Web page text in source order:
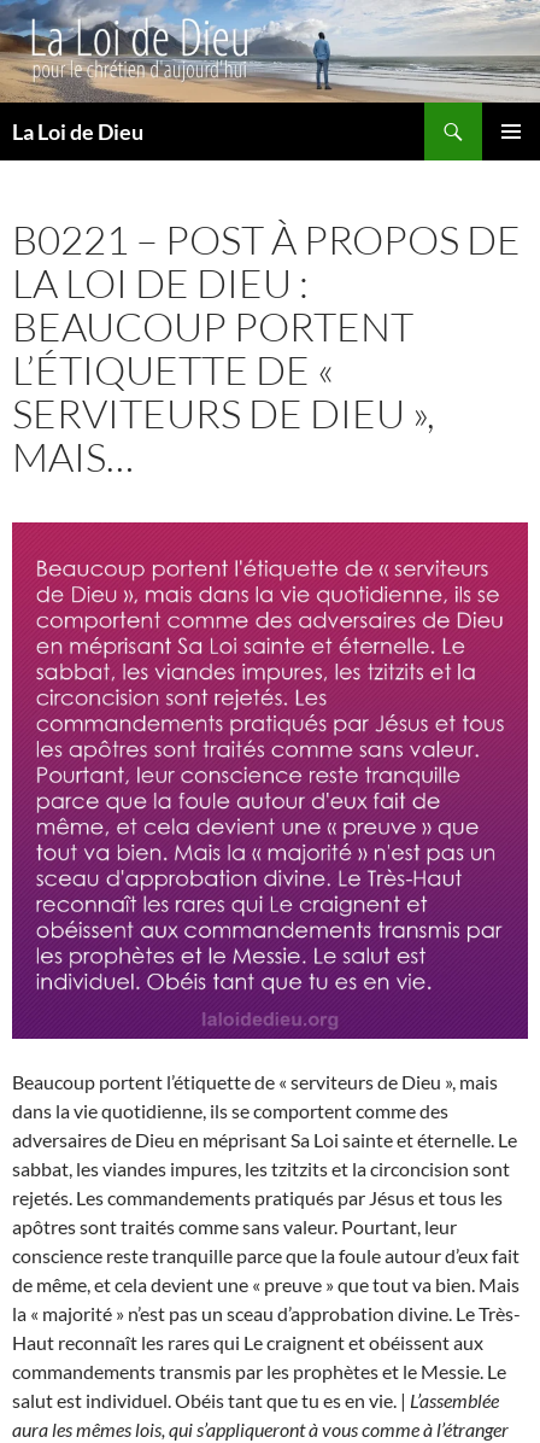
La Loi de Dieu
B0221 – POST À PROPOS DE
LA LOI DE DIEU :
BEAUCOUP PORTENT
L’ÉTIQUETTE DE «
SERVITEURS DE DIEU »,
MAIS…
Beaucoup portent l’étiquette de « serviteurs de Dieu », mais
dans la vie quotidienne, ils se comportent comme des
adversaires de Dieu en méprisant Sa Loi sainte et éternelle. Le
sabbat, les viandes impures, les tzitzits et la circoncision sont
rejetés. Les commandements pratiqués par Jésus et tous les
apôtres sont traités comme sans valeur. Pourtant, leur
conscience reste tranquille parce que la foule autour d’eux fait
de même, et cela devient une « preuve » que tout va bien. Mais
la « majorité » n’est pas un sceau d’approbation divine. Le Très-
Haut reconnaît les rares qui Le craignent et obéissent aux
commandements transmis par les prophètes et le Messie. Le
salut est individuel. Obéis tant que tu es en vie. | L’assemblée
aura les mêmes lois, qui s’appliqueront à vous comme à l’étranger